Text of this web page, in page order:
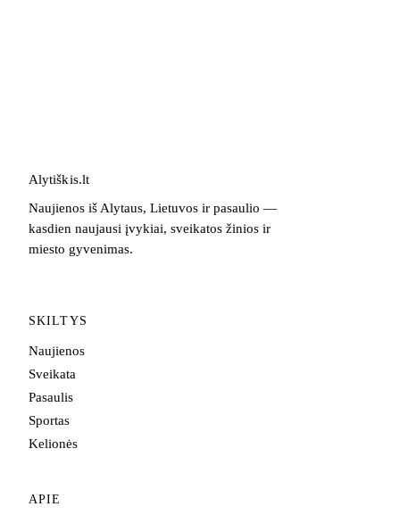
Alytiškis.lt
Naujienos iš Alytaus, Lietuvos ir pasaulio —
kasdien naujausi įvykiai, sveikatos žinios ir
miesto gyvenimas.
SKILTYS
Naujienos
Sveikata
Pasaulis
Sportas
Kelionės
APIE